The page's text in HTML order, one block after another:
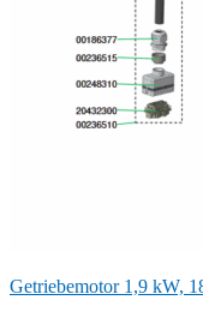
Getriebemotor 1,9 kW,